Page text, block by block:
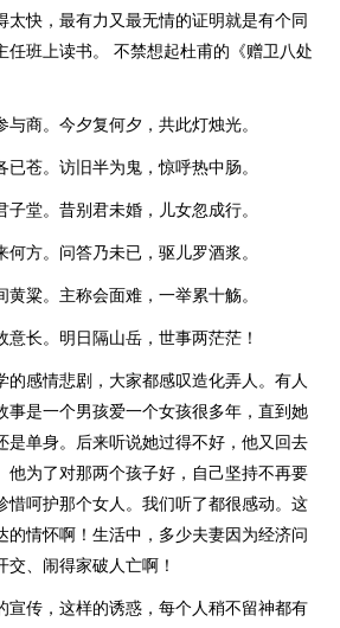
太快，最有力又最无情的证明就是有个同
任班上读书。 不禁想起杜甫的《赠卫八处
与商。今夕复何夕，共此灯烛光。
已苍。访旧半为鬼，惊呼热中肠。
堂。昔别君未婚，儿女忽成行。
方。问答乃未已，驱儿罗酒浆。
粱。主称会面难，一举累十觞。
意长。明日隔山岳，世事两茫茫！
的感情悲剧，大家都感叹造化弄人。有人
事是一个男孩爱一个女孩很多年，直到她
是单身。后来听说她过得不好，他又回去
他为了对那两个孩子好，自己坚持不再要
惜呵护那个女人。我们听了都很感动。这
的情怀啊！生活中，多少夫妻因为经济问
、闹得家破人亡啊！
宣传，这样的诱惑，每个人稍不留神都有